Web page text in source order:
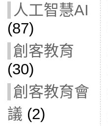
人工智慧AI
(87)
創客教育
(30)
創客教育會
議 (2)